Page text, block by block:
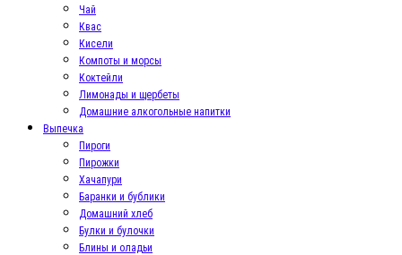
Чай
Квас
Кисели
Компоты и морсы
Коктейли
Лимонады и щербеты
Домашние алкогольные напитки
Выпечка
Пироги
Пирожки
Хачапури
Баранки и бублики
Домашний хлеб
Булки и булочки
Блины и оладьи